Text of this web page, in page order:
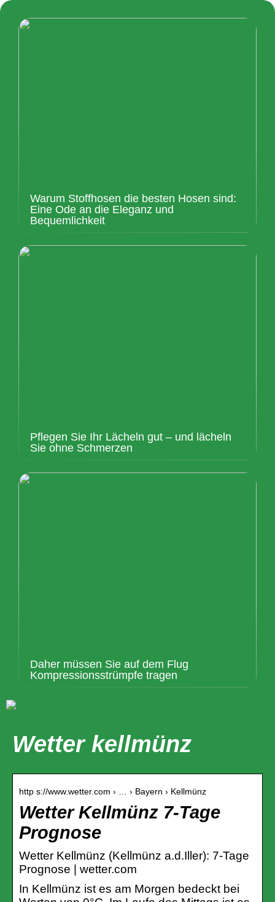
Warum Stoffhosen die besten Hosen sind:
Eine Ode an die Eleganz und
Bequemlichkeit
Pflegen Sie Ihr Lächeln gut – und lächeln
Sie ohne Schmerzen
Daher müssen Sie auf dem Flug
Kompressionsstrümpfe tragen
Wetter kellmünz
http s://www.wetter.com › … › Bayern › Kellmünz
Wetter Kellmünz 7-Tage
Prognose
Wetter Kellmünz (Kellmünz a.d.Iller): 7-Tage
Prognose | wetter.com
In Kellmünz ist es am Morgen bedeckt bei